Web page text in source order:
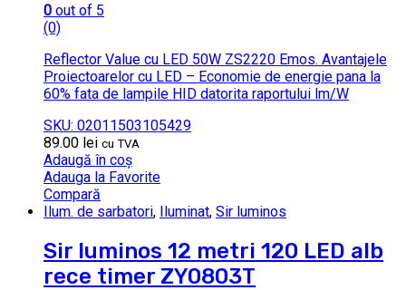
0 out of 5
(0)
Reflector Value cu LED 50W ZS2220 Emos. Avantajele
Proiectoarelor cu LED – Economie de energie pana la
60% fata de lampile HID datorita raportului lm/W
SKU: 02011503105429
89.00 lei cu TVA
Adaugă în coș
Adauga la Favorite
Compară
Ilum. de sarbatori, Iluminat, Sir luminos
Sir luminos 12 metri 120 LED alb
rece timer ZY0803T